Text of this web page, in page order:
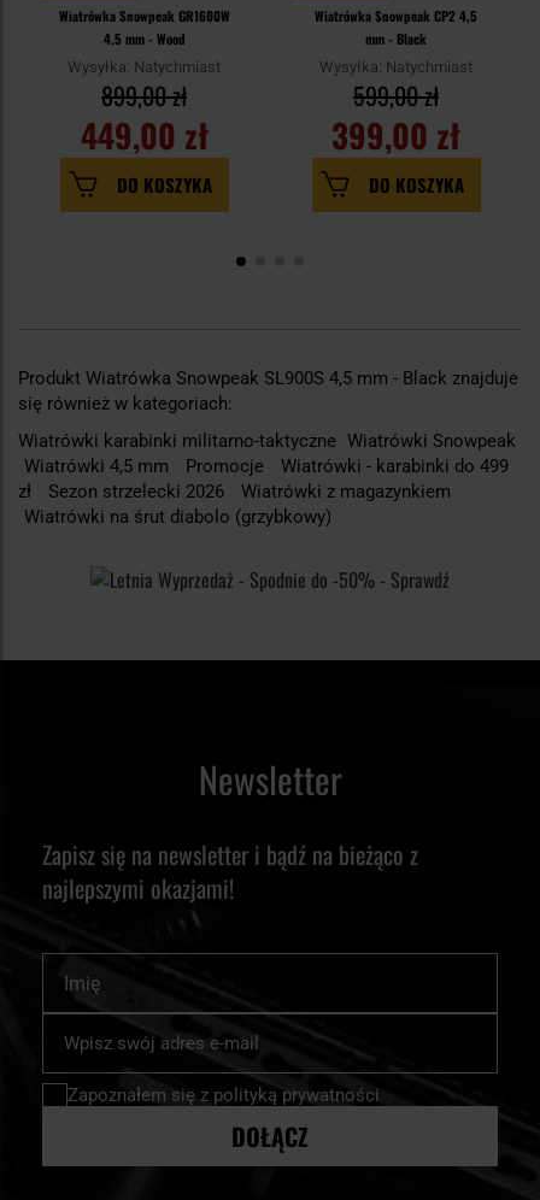
Wiatrówka Snowpeak GR1600W
4,5 mm - Wood
Wysyłka: Natychmiast
449,00 zł
899,00 zł
DO KOSZYKA
Wiatrówka Snowpeak CP2 4,5
mm - Black
Wysyłka: Natychmiast
399,00 zł
599,00 zł
DO KOSZYKA
Produkt Wiatrówka Snowpeak SL900S 4,5 mm - Black znajduje
się również w kategoriach:
Wiatrówki karabinki militarno-taktyczne Wiatrówki Snowpeak
Wiatrówki 4,5 mm
Promocje
Wiatrówki - karabinki do 499
zł
Sezon strzelecki 2026
Wiatrówki z magazynkiem
Wiatrówki na śrut diabolo (grzybkowy)
Newsletter
Zapisz się na newsletter i bądź na bieżąco z
najlepszymi okazjami!
nasz
newsletter:
Zapoznałem się z polityką prywatności
DOŁĄCZ